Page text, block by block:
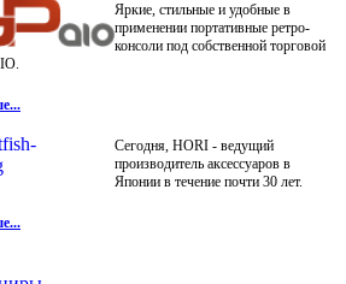
Яркие, стильные и удобные в
применении портативные ретро-
консоли под собственной торговой
Сегодня, HORI - ведущий
производитель аксессуаров в
Японии в течение почти 30 лет.